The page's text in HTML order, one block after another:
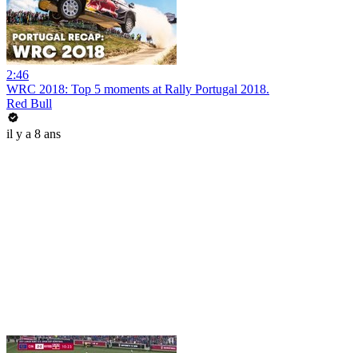
2:46
WRC 2018: Top 5 moments at Rally Portugal 2018.
Red Bull
il y a 8 ans